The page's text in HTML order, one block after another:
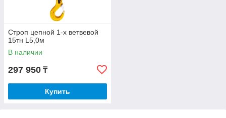
Строп цепной 1-х ветвевой
15тн L5,0м
В наличии
297 950 ₸
Купить